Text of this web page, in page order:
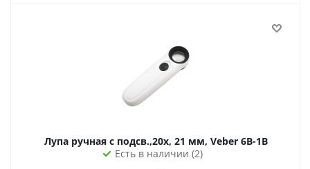
Лупа ручная с подсв.,20x, 21 мм, Veber 6B-1B
Есть в наличии (2)